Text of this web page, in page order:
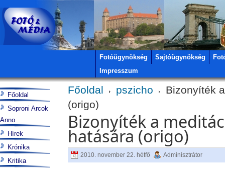
Fotóügynökség Sajtóügynökség
Impresszum
Főoldal pszicho
Bizonyíték
(origo)
Bizonyíték a
hatására (origo)
2010. november 22. hétfő Adminisztrátor
Főoldal
Soproni Arcok
Anno
Hírek
Krónika
Kritika